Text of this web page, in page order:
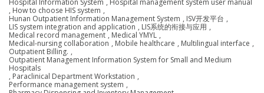
Hospital Information System , Hospital management system user manual
, How to choose HIS system ,
Hunan Outpatient Information Management System , ISV开发平台 ,
LIS system integration and application , LIS系统的衔接与应用 ,
Medical record management , Medical YMYL ,
Medical-nursing collaboration , Mobile healthcare , Multilingual interface ,
Outpatient Billing. ,
Outpatient Management Information System for Small and Medium
Hospitals
, Paraclinical Department Workstation ,
Performance management system ,